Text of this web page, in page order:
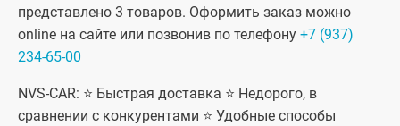
представлено 3 товаров. Оформить заказ можно
online на сайте или позвонив по телефону +7 (937)
234-65-00
NVS-CAR: ⭐ Быстрая доставка ⭐ Недорого, в
сравнении с конкурентами ⭐ Удобные способы